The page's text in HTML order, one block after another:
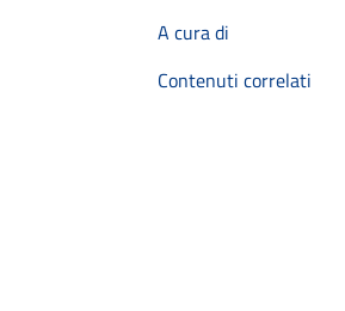
A cura di
Contenuti correlati